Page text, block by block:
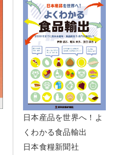
日本産品を世界へ！よ
くわかる食品輸出
日本食糧新聞社